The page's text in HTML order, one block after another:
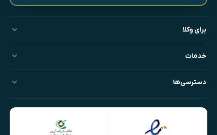
برای وکلا
خدمات
دسترسی‌ها